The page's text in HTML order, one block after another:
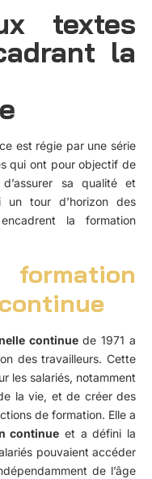
textes
la
est régie par une série
qui ont pour objectif de
sa qualité et
un tour d’horizon des
la formation
continuede 1971 a
des travailleurs. Cette
les salariés, notamment
la vie, et de créer des
de formation. Elle a
continue et a défini la
pouvaient accéder
de l’âge